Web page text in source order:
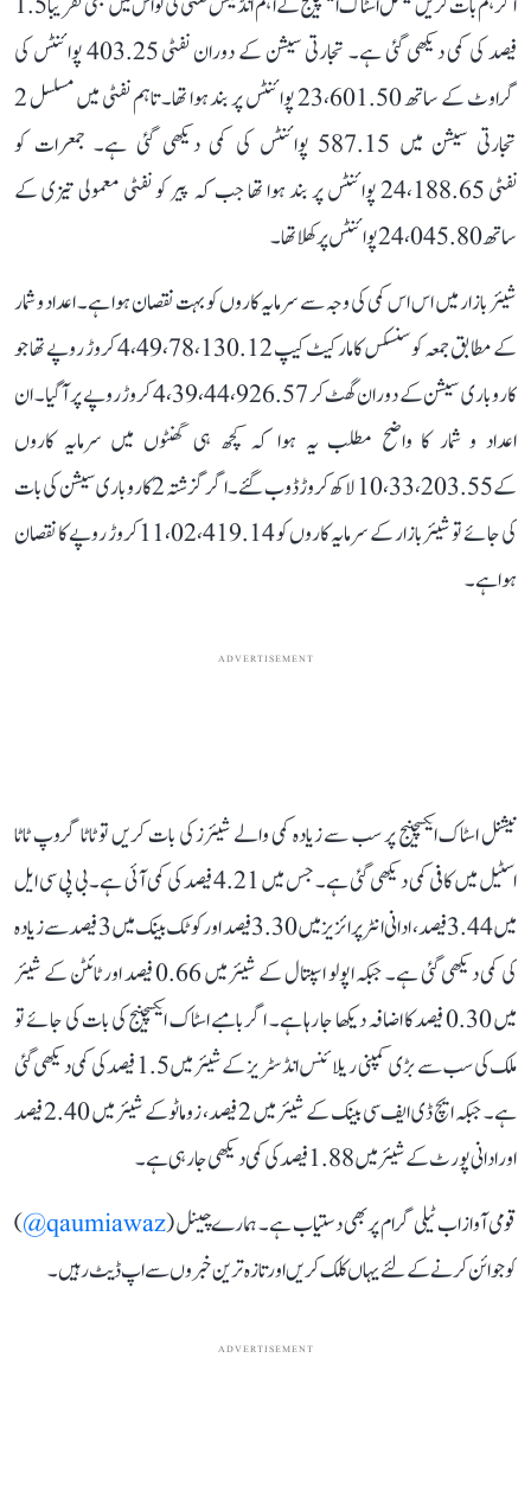
فیصد کی کمی دیکھی گئی ہے۔ تجارتی سیشن کے دوران نفٹی 403.25 پوائنٹس کی
گراوٹ کے ساتھ 23،601.50 پوائنٹس پر بند ہوا تھا۔ تاہم نفٹی میں مسلسل 2
تجارتی سیشن میں 587.15 پوائنٹس کی کمی دیکھی گئی ہے۔ جمعرات کو
نفٹی 24،188.65 پوائنٹس پر بند ہوا تھا جب کہ پیر کو نفٹی معمولی تیزی کے
ساتھ 24،045.80 پوائنٹس پر کھلا تھا۔
شیئر بازار میں اس اس کمی کی وجہ سے سرمایہ کاروں کو بہت نقصان ہوا ہے۔ اعداد و شمار
کے مطابق جمعہ کو سنسکس کا مارکیٹ کیپ 4،49،78،130.12 کروڑ روپے تھا جو
کاروباری سیشن کے دوران گھٹ کر 4،39،44،926.57 کروڑ روپے پر آ گیا۔ ان
اعداد و شمار کا واضح مطلب یہ ہوا کہ کچھ ہی گھنٹوں میں سرمایہ کاروں
کے 10،33،203.55 لاکھ کروڑ ڈوب گئے۔ اگر گزشتہ 2 کاروباری سیشن کی بات
کی جائے تو شیئر بازار کے سرمایہ کاروں کو 11،02،419.14 کروڑ روپے کا نقصان
ہوا ہے۔
ADVERTISEMENT
نیشنل اسٹاک ایکسچینج پر سب سے زیادہ کمی والے شیئرز کی بات کریں تو ٹاٹا گروپ ٹاٹا
اسٹیل میں کافی کمی دیکھی گئی ہے۔ جس میں 4.21 فیصد کی کمی آئی ہے۔ بی پی سی ایل
میں 3.44 فیصد، ادانی انٹرپرائزیز میں 3.30 فیصد اور کوٹک بینک میں 3 فیصد سے زیادہ
کی کمی دیکھی گئی ہے۔ جبکہ اپولو اسپتال کے شیئر میں 0.66 فیصد اور ٹائٹن کے شیئر
میں 0.30 فیصد کا اضافہ دیکھا جا رہا ہے۔ اگر بامبے اسٹاک ایکسچینج کی بات کی جائے تو
ملک کی سب سے بڑی کمپنی ریلائنس انڈسٹریز کے شیئر میں 1.5 فیصد کی کمی دیکھی گئی
ہے۔ جبکہ ایچ ڈی ایف سی بینک کے شیئر میں 2 فیصد، زوماٹو کے شیئر میں 2.40 فیصد
اور ادانی پورٹ کے شیئر میں 1.88 فیصد کی کمی دیکھی جا رہی ہے۔
قومی آواز اب ٹیلی گرام پر بھی دستیاب ہے۔ ہمارے چینل (qaumiawaz@
)
کو جوائن کرنے کے لئے یہاں کلک کریں اور تازہ ترین خبروں سے اپ ڈیٹ رہیں۔
ADVERTISEMENT